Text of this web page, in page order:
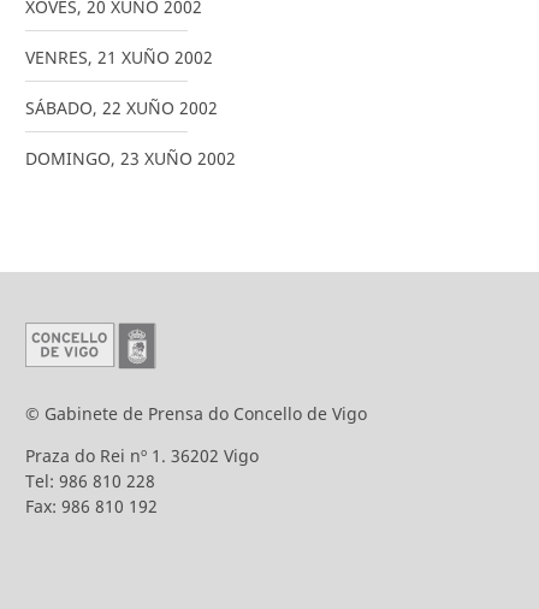
XOVES, 20 XUÑO 2002
VENRES, 21 XUÑO 2002
SÁBADO, 22 XUÑO 2002
DOMINGO, 23 XUÑO 2002
© Gabinete de Prensa do Concello de Vigo
Praza do Rei nº 1. 36202 Vigo
Tel: 986 810 228
Fax: 986 810 192